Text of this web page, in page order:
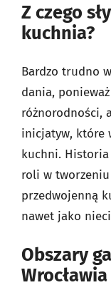
Z czego
kuchnia?
Bardzo trudno
dania,
różnorodności,
inicjatyw, które
kuchni.
roli w
przedwojenną
nawet jako
Obszary
Wrocławia